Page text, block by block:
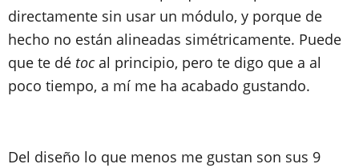
directamente sin usar un módulo, y porque de
hecho no están alineadas simétricamente. Puede
que te dé toc al principio, pero te digo que a al
poco tiempo, a mí me ha acabado gustando.
Del diseño lo que menos me gustan son sus 9